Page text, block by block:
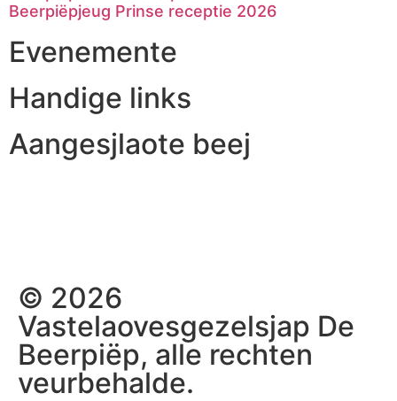
Beerpiëpjeug Prinse receptie 2026
Evenemente
Handige links
Aangesjlaote beej
© 2026
Vastelaovesgezelsjap De
Beerpiëp, alle rechten
veurbehalde.